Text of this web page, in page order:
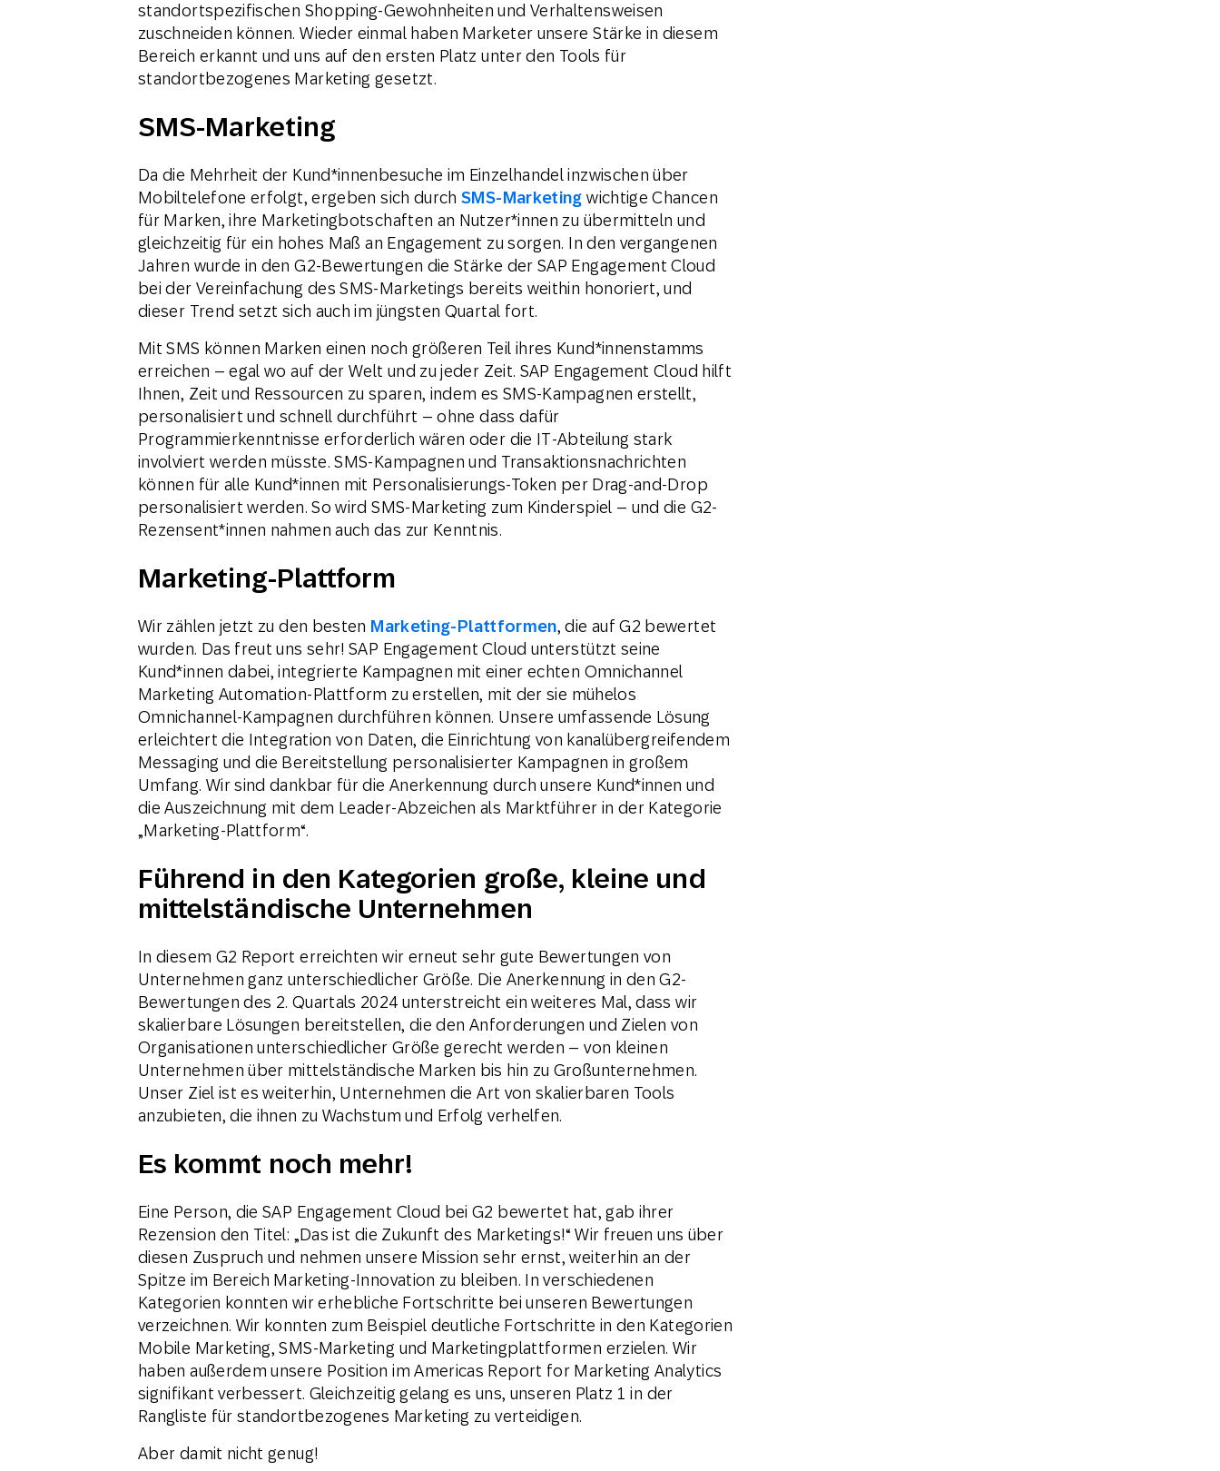
standortspezifischen Shopping-Gewohnheiten und Verhaltensweisen
zuschneiden können. Wieder einmal haben Marketer unsere Stärke in diesem
Bereich erkannt und uns auf den ersten Platz unter den Tools für
standortbezogenes Marketing gesetzt.
SMS-Marketing
Da die Mehrheit der Kund*innenbesuche im Einzelhandel inzwischen über
Mobiltelefone erfolgt, ergeben sich durchSMS-Marketing wichtige Chancen
für Marken, ihre Marketingbotschaften an Nutzer*innen zu übermitteln und
gleichzeitig für ein hohes Maß an Engagement zu sorgen. In den vergangenen
Jahren wurde in den G2-Bewertungen die Stärke der SAP Engagement Cloud
bei der Vereinfachung des SMS-Marketings bereits weithin honoriert, und
dieser Trend setzt sich auch im jüngsten Quartal fort.
Mit SMS können Marken einen noch größeren Teil ihres Kund*innenstamms
erreichen – egal wo auf der Welt und zu jeder Zeit. SAP Engagement Cloud hilft
Ihnen, Zeit und Ressourcen zu sparen, indem es SMS-Kampagnen erstellt,
personalisiert und schnell durchführt – ohne dass dafür
Programmierkenntnisse erforderlich wären oder die IT-Abteilung stark
involviert werden müsste. SMS-Kampagnen und Transaktionsnachrichten
können für alle Kund*innen mit Personalisierungs-Token per Drag-and-Drop
personalisiert werden. So wird SMS-Marketing zum Kinderspiel – und die G2-
Rezensent*innen nahmen auch das zur Kenntnis.
Marketing-Plattform
Wir zählen jetzt zu den besten Marketing-Plattformen, die auf G2 bewertet
wurden. Das freut uns sehr! SAP Engagement Cloud unterstützt seine
Kund*innen dabei, integrierte Kampagnen mit einer echten Omnichannel
Marketing Automation-Plattform zu erstellen, mit der sie mühelos
Omnichannel-Kampagnen durchführen können. Unsere umfassende Lösung
erleichtert die Integration von Daten, die Einrichtung von kanalübergreifendem
Messaging und die Bereitstellung personalisierter Kampagnen in großem
Umfang. Wir sind dankbar für die Anerkennung durch unsere Kund*innen und
die Auszeichnung mit dem Leader-Abzeichen als Marktführer in der Kategorie
„Marketing-Plattform“.
Führend in den Kategorien große, kleine und
mittelständische Unternehmen
In diesem G2 Report erreichten wir erneut sehr gute Bewertungen von
Unternehmen ganz unterschiedlicher Größe. Die Anerkennung in den G2-
Bewertungen des 2. Quartals 2024 unterstreicht ein weiteres Mal, dass wir
skalierbare Lösungen bereitstellen, die den Anforderungen und Zielen von
Organisationen unterschiedlicher Größe gerecht werden – von kleinen
Unternehmen über mittelständische Marken bis hin zu Großunternehmen.
Unser Ziel ist es weiterhin, Unternehmen die Art von skalierbaren Tools
anzubieten, die ihnen zu Wachstum und Erfolg verhelfen.
Es kommt noch mehr!
Eine Person, die SAP Engagement Cloud bei G2 bewertet hat, gab ihrer
Rezension den Titel: „Das ist die Zukunft des Marketings!“ Wir freuen uns über
diesen Zuspruch und nehmen unsere Mission sehr ernst, weiterhin an der
Spitze im Bereich Marketing-Innovation zu bleiben. In verschiedenen
Kategorien konnten wir erhebliche Fortschritte bei unseren Bewertungen
verzeichnen. Wir konnten zum Beispiel deutliche Fortschritte in den Kategorien
Mobile Marketing, SMS-Marketing und Marketingplattformen erzielen. Wir
haben außerdem unsere Position im Americas Report for Marketing Analytics
signifikant verbessert. Gleichzeitig gelang es uns, unseren Platz 1 in der
Rangliste für standortbezogenes Marketing zu verteidigen.
Aber damit nicht genug!